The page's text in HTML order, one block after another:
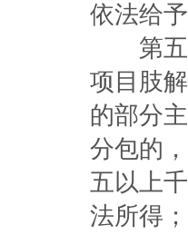
依法给
第五
项目肢
的部分
分包的
五以上
法所得